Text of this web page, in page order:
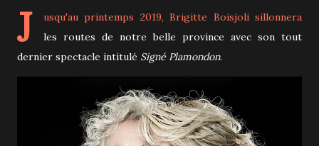
J usqu'au printemps 2019,Brigitte Boisjolisillonnera
les routes de notre belle province avec son tout
dernier spectacle intitulé Signé Plamondon.